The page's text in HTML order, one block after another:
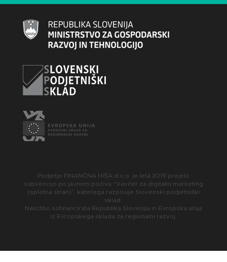
Podjetje FINANČNA HIŠA d.o.o. je leta 2019 prejelo
subvencijo po javnem pozivu “Vavčer za digitalni marketing
(spletna stran)”, katerega razpisuje Slovenski podjetniški
sklad.
Naložbo sofinancirata Republika Slovenija in Evropska unija
iz Evropskega sklada za regionalni razvoj.